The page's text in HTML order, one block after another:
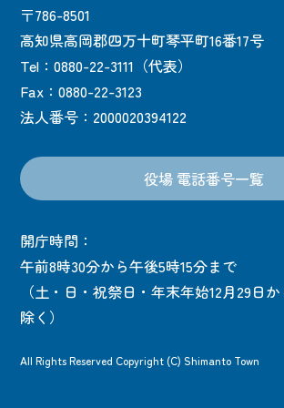
〒786-8501
高知県高岡郡四万十町琴平町16番17号
Tel：0880-22-3111（代表）
Fax：0880-22-3123
法人番号：2000020394122
役場 電話番号一覧
開庁時間：
午前8時30分から午後5時15分まで
（土・日・祝祭日・年末年始12月29日
除く）
All Rights Reserved Copyright (C) Shimanto Town